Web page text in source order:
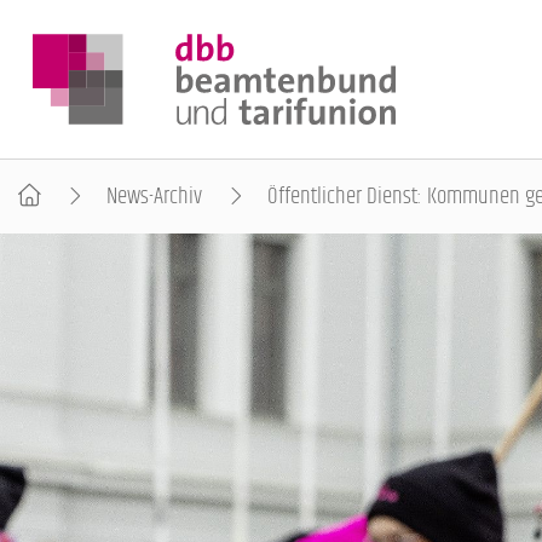
BEAMTINNEN & BEAMTE
ARBEITNEHMENDE
POLITIK & POSITIONEN
News-Archiv Öffentlicher Dienst: Kommunen